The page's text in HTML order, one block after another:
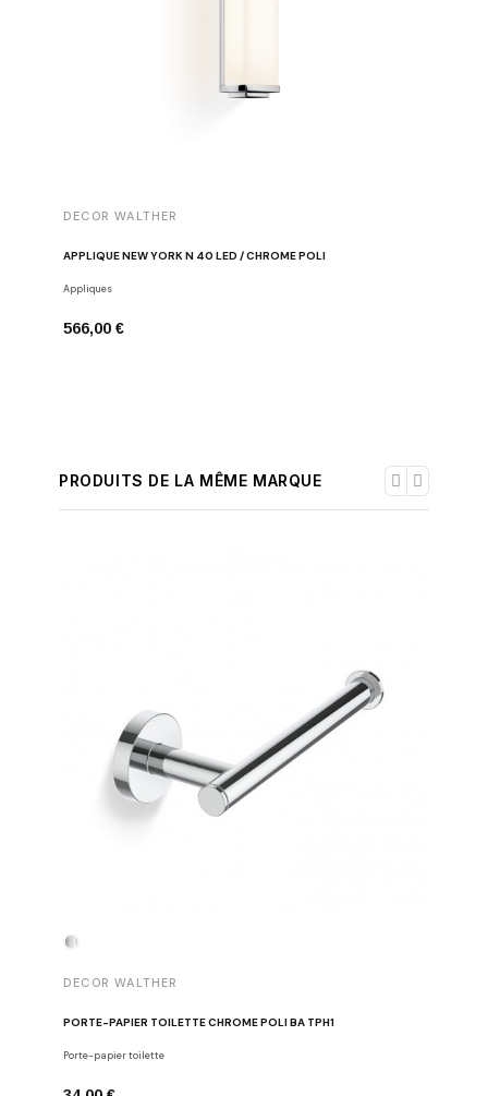
DECOR WALTHER
APPLIQUE NEW YORK N 40 LED / CHROME POLI
Appliques
566,00 €
PRODUITS DE LA MÊME MARQUE
DECOR WALTHER
PORTE-PAPIER TOILETTE CHROME POLI BA TPH1
Porte-papier toilette